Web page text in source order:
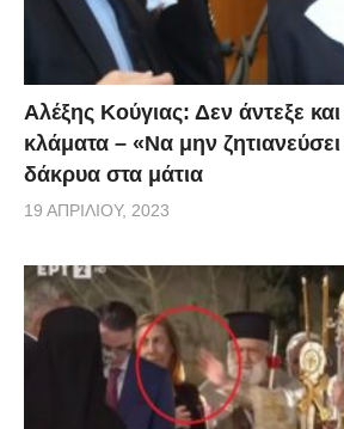
σε έναν άλλον κολλητό, σε τρεις
και ησύχασα».
Αλέξης Κούγιας: Δεν άντεξε
κλάματα – «Να μην ζητιανεύσει
δάκρυα στα μάτια
19 ΑΠΡΙΛΊΟΥ, 2023